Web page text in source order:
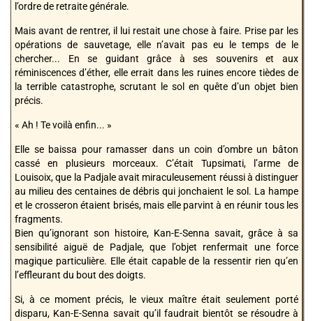
l’ordre de retraite générale.
Mais avant de rentrer, il lui restait une chose à faire. Prise par les
opérations de sauvetage, elle n’avait pas eu le temps de le
chercher... En se guidant grâce à ses souvenirs et aux
réminiscences d’éther, elle errait dans les ruines encore tièdes de
la terrible catastrophe, scrutant le sol en quête d’un objet bien
précis.
« Ah ! Te voilà enfin... »
Elle se baissa pour ramasser dans un coin d’ombre un bâton
cassé en plusieurs morceaux. C’était Tupsimati, l’arme de
Louisoix, que la Padjale avait miraculeusement réussi à distinguer
au milieu des centaines de débris qui jonchaient le sol. La hampe
et le crosseron étaient brisés, mais elle parvint à en réunir tous les
fragments.
Bien qu’ignorant son histoire, Kan-E-Senna savait, grâce à sa
sensibilité aiguë de Padjale, que l’objet renfermait une force
magique particulière. Elle était capable de la ressentir rien qu’en
l’effleurant du bout des doigts.
Si, à ce moment précis, le vieux maître était seulement porté
disparu, Kan-E-Senna savait qu’il faudrait bientôt se résoudre à